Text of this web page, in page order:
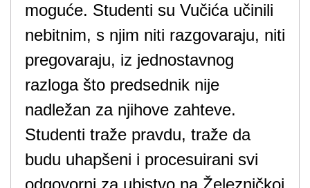
moguće. Studenti su Vučića učinili
nebitnim, s njim niti razgovaraju, niti
pregovaraju, iz jednostavnog
razloga što predsednik nije
nadležan za njihove zahteve.
Studenti traže pravdu, traže da
budu uhapšeni i procesuirani svi
odgovorni za ubistvo na Železničkoj